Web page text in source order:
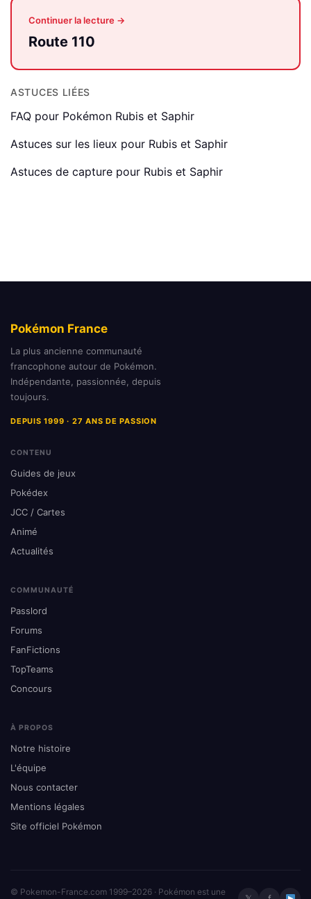
Continuer la lecture →
Route 110
ASTUCES LIÉES
FAQ pour Pokémon Rubis et Saphir
Astuces sur les lieux pour Rubis et Saphir
Astuces de capture pour Rubis et Saphir
Pokémon France
La plus ancienne communauté
francophone autour de Pokémon.
Indépendante, passionnée, depuis
toujours.
DEPUIS 1999 · 27 ANS DE PASSION
CONTENU
Guides de jeux
Pokédex
JCC / Cartes
Animé
Actualités
COMMUNAUTÉ
Passlord
Forums
FanFictions
TopTeams
Concours
À PROPOS
Notre histoire
L'équipe
Nous contacter
Mentions légales
Site officiel Pokémon
© Pokemon-France.com 1999–2026 · Pokémon est une